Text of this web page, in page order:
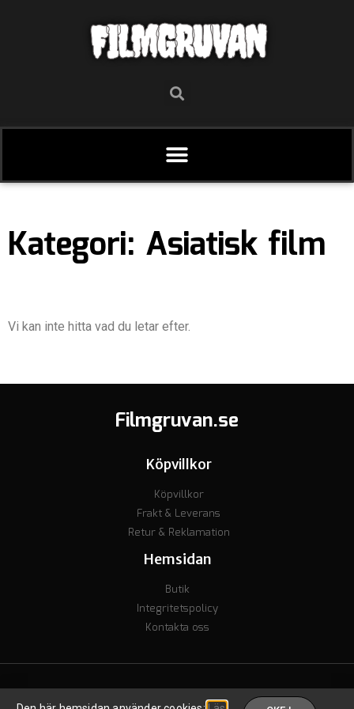
FILMGRUVAN
Kategori: Asiatisk film
Vi kan inte hitta vad du letar efter.
Filmgruvan.se
Köpvillkor
Köpvillkor
Frakt & Leverans
Retur & Reklamation
Hemsidan
Butik
Integritetspolicy
Kontakta oss